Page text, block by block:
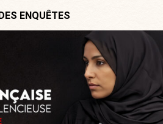
ENQUÊTES